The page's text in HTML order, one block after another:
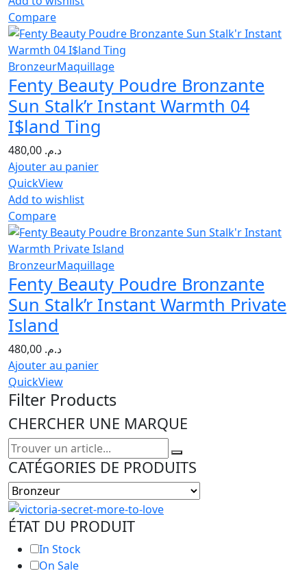
Compare
BronzeurMaquillage
Fenty Beauty Poudre Bronzante
Sun Stalk’r Instant Warmth 04
I$land Ting
د.م.
Ajouter au panier
QuickView
Add to wishlist
Compare
BronzeurMaquillage
Fenty Beauty Poudre Bronzante
Sun Stalk’r Instant Warmth Private
Island
د.م.
Ajouter au panier
QuickView
Filter Products
CHERCHER UNE MARQUE
CATÉGORIES DE PRODUITS
ÉTAT DU PRODUIT
In Stock
On Sale